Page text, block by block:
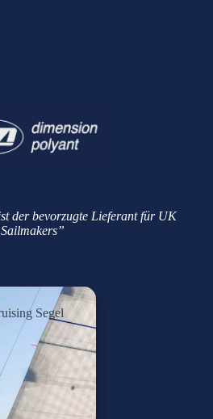
der bevorzugte Lieferant für UK
Sailmakers”
Segel